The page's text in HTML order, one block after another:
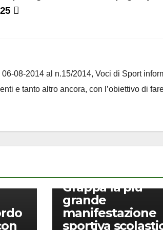
08-2014 al n.15/2014, Voci di Sport
e tanto altro ancora, con l’obiettivo di
Filippin di Pieve
Grappa la più
grande
manifestazione
sportiva